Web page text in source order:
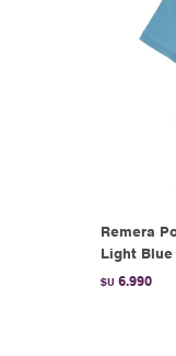
Remera
Light Blue
$U 6.990